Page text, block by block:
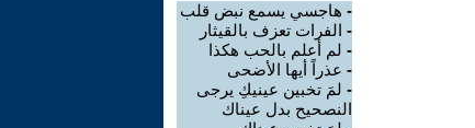
- هاجسي يسمع نبض قلب
- الفرات تعزف بالقيثار
- لم أعلم بالحب هكذا
- عذراً أيها الأضحى
- لمَ تخبين عينيكِ يرجى
النصحيح بدل عيناك